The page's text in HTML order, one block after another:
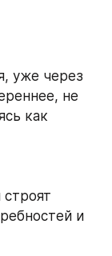
уже через
не
как
и